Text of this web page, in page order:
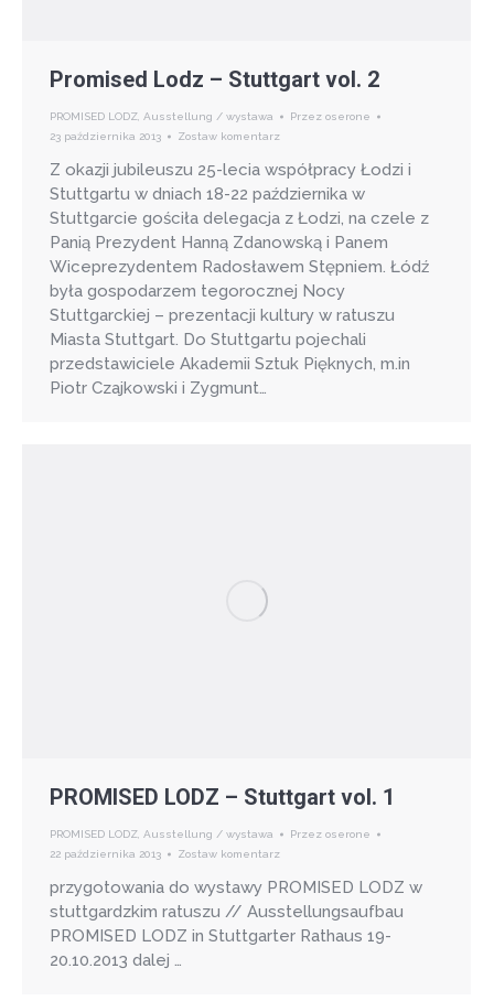
Promised Lodz – Stuttgart vol. 2
PROMISED LODZ, Ausstellung / wystawa Przez oserone
23 października 2013
Zostaw komentarz
Z okazji jubileuszu 25-lecia współpracy Łodzi i
Stuttgartu w dniach 18-22 października w
Stuttgarcie gościła delegacja z Łodzi, na czele z
Panią Prezydent Hanną Zdanowską i Panem
Wiceprezydentem Radosławem Stępniem. Łódź
była gospodarzem tegorocznej Nocy
Stuttgarckiej – prezentacji kultury w ratuszu
Miasta Stuttgart. Do Stuttgartu pojechali
przedstawiciele Akademii Sztuk Pięknych, m.in
Piotr Czajkowski i Zygmunt…
PROMISED LODZ – Stuttgart vol. 1
PROMISED LODZ, Ausstellung / wystawa Przez oserone
22 października 2013
Zostaw komentarz
przygotowania do wystawy PROMISED LODZ w
stuttgardzkim ratuszu // Ausstellungsaufbau
PROMISED LODZ in Stuttgarter Rathaus 19-
20.10.2013 dalej …